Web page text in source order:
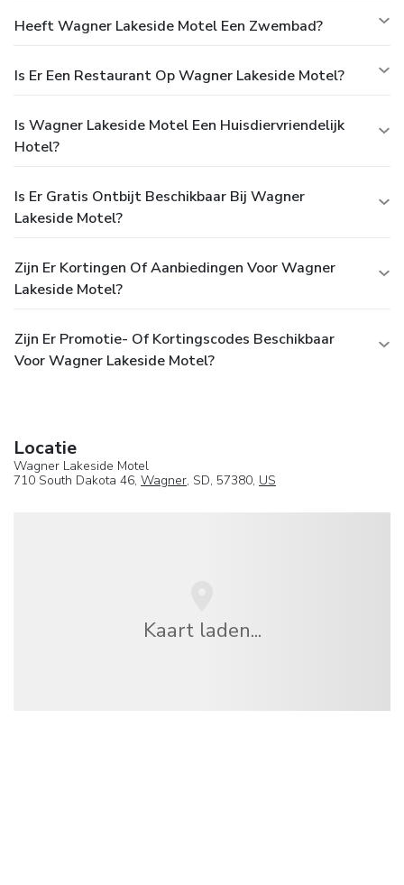
Heeft Wagner Lakeside Motel Een Zwembad?
Is Er Een Restaurant Op Wagner Lakeside Motel?
Is Wagner Lakeside Motel Een Huisdiervriendelijk
Hotel?
Is Er Gratis Ontbijt Beschikbaar Bij Wagner
Lakeside Motel?
Zijn Er Kortingen Of Aanbiedingen Voor Wagner
Lakeside Motel?
Zijn Er Promotie- Of Kortingscodes Beschikbaar
Voor Wagner Lakeside Motel?
Locatie
Wagner Lakeside Motel
710 South Dakota 46, Wagner, SD, 57380, US
Kaart laden...